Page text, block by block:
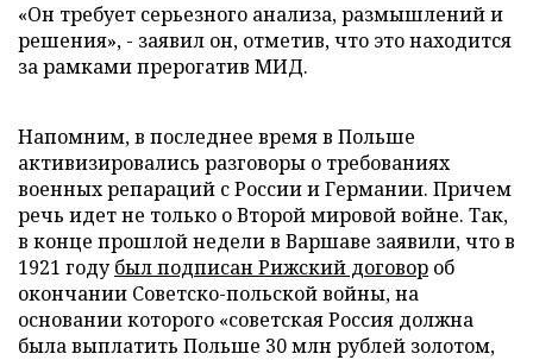
«Он требует серьезного анализа, размышлений и
решения», - заявил он, отметив, что это находится
за рамками прерогатив МИД.
Напомним, в последнее время в Польше
активизировались разговоры о требованиях
военных репараций с России и Германии. Причем
речь идет не только о Второй мировой войне. Так,
в конце прошлой недели в Варшаве заявили, что в
1921 годубыл подписан Рижский договор об
окончании Советско-польской войны, на
основании которого «советская Россия должна
была выплатить Польше 30 млн рублей золотом,